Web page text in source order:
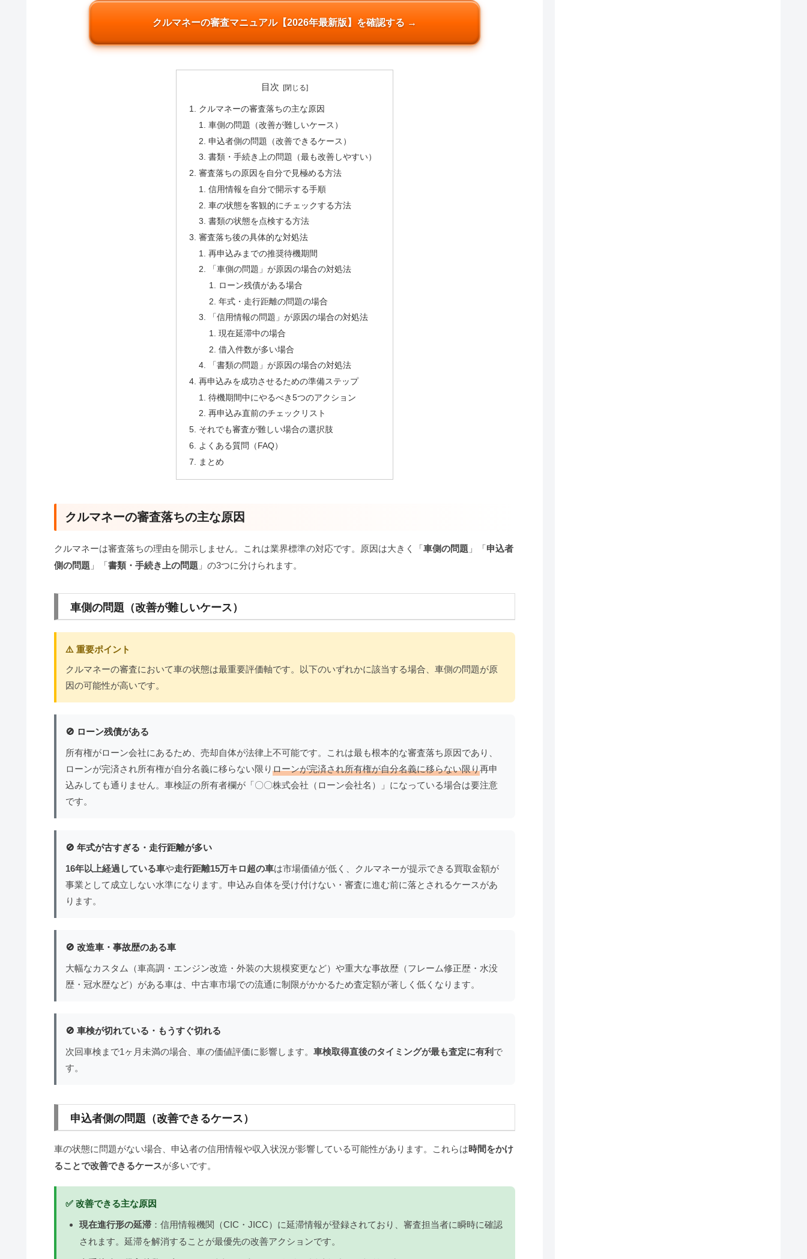
クルマネーの審査マニュアル【2026年最新版】を確認する →
目次
クルマネーの審査落ちの主な原因
車側の問題（改善が難しいケース）
申込者側の問題（改善できるケース）
書類・手続き上の問題（最も改善しやすい）
審査落ちの原因を自分で見極める方法
信用情報を自分で開示する手順
車の状態を客観的にチェックする方法
書類の状態を点検する方法
審査落ち後の具体的な対処法
再申込みまでの推奨待機期間
「車側の問題」が原因の場合の対処法
ローン残債がある場合
年式・走行距離の問題の場合
「信用情報の問題」が原因の場合の対処法
現在延滞中の場合
借入件数が多い場合
「書類の問題」が原因の場合の対処法
再申込みを成功させるための準備ステップ
待機期間中にやるべき5つのアクション
再申込み直前のチェックリスト
それでも審査が難しい場合の選択肢
よくある質問（FAQ）
まとめ
クルマネーの審査落ちの主な原因
クルマネーは審査落ちの理由を開示しません。これは業界標準の対応です。原因は大きく「車側の問題 」「申込者
側の問題 」「書類・手続き上の問題 」の3つに分けられます。
車側の問題（改善が難しいケース）
⚠️ 重要ポイント
クルマネーの審査において車の状態は最重要評価軸です。以下のいずれかに該当する場合、車側の問題が原
因の可能性が高いです。
🚫 ローン残債がある
所有権がローン会社にあるため、売却自体が法律上不可能です。これは最も根本的な審査落ち原因であり、
ローンが完済され所有権が自分名義に移らない限りローンが完済され所有権が自分名義に移らない限り再申
込みしても通りません。車検証の所有者欄が「〇〇株式会社（ローン会社名）」になっている場合は要注意
です。
🚫 年式が古すぎる・走行距離が多い
16年以上経過している車や走行距離15万キロ超の車は市場価値が低く、クルマネーが提示できる買取金額が
事業として成立しない水準になります。申込み自体を受け付けない・審査に進む前に落とされるケースがあ
ります。
🚫 改造車・事故歴のある車
大幅なカスタム（車高調・エンジン改造・外装の大規模変更など）や重大な事故歴（フレーム修正歴・水没
歴・冠水歴など）がある車は、中古車市場での流通に制限がかかるため査定額が著しく低くなります。
🚫 車検が切れている・もうすぐ切れる
次回車検まで1ヶ月未満の場合、車の価値評価に影響します。 車検取得直後のタイミングが最も査定に有利 で
す。
申込者側の問題（改善できるケース）
車の状態に問題がない場合、申込者の信用情報や収入状況が影響している可能性があります。これらは時間をかけ
ることで改善できるケースが多いです。
✅ 改善できる主な原因
現在進行形の延滞 ：信用情報機関（CIC・JICC）に延滞情報が登録されており、審査担当者に瞬時に確認
されます。延滞を解消することが最優先の改善アクションです。